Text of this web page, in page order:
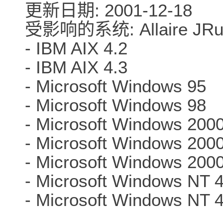
更新日期: 2001-12-18
受影响的系统: Allaire
- IBM AIX 4.2
- IBM AIX 4.3
- Microsoft Windows 95
- Microsoft Windows 98
- Microsoft Windows
- Microsoft Windows
- Microsoft Windows
- Microsoft Windows NT
- Microsoft Windows NT